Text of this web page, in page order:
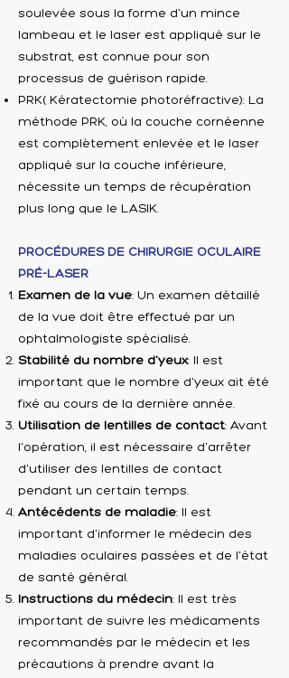
soulevée sous la forme d'un mince
lambeau et le laser est appliqué sur le
substrat, est connue pour son
processus de guérison rapide.
PRK( Kératectomie photoréfractive): La
méthode PRK, où la couche cornéenne
est complètement enlevée et le laser
appliqué sur la couche inférieure,
nécessite un temps de récupération
plus long que le LASIK.
PROCÉDURES DE CHIRURGIE OCULAIRE
PRÉ-LASER
Examen de la vue: Un examen détaillé
de la vue doit être effectué par un
ophtalmologiste spécialisé.
Stabilité du nombre d'yeux: Il est
important que le nombre d'yeux ait été
fixé au cours de la dernière année.
Utilisation de lentilles de contact: Avant
l'opération, il est nécessaire d'arrêter
d'utiliser des lentilles de contact
pendant un certain temps.
Antécédents de maladie: Il est
important d'informer le médecin des
maladies oculaires passées et de l'état
de santé général.
Instructions du médecin: Il est très
important de suivre les médicaments
recommandés par le médecin et les
précautions à prendre avant la